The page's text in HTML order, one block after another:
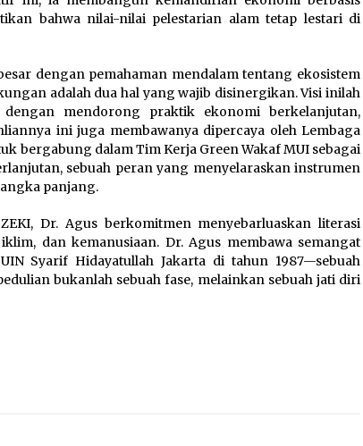
bahwa nilai-nilai pelestarian alam tetap lestari di
dengan pemahaman mendalam tentang ekosistem
adalah dua hal yang wajib disinergikan. Visi inilah
mendorong praktik ekonomi berkelanjutan,
ini juga membawanya dipercaya oleh Lembaga
bergabung dalam Tim Kerja Green Wakaf MUI sebagai
sebuah peran yang menyelaraskan instrumen
panjang.
Dr. Agus berkomitmen menyebarluaskan literasi
dan kemanusiaan. Dr. Agus membawa semangat
Syarif Hidayatullah Jakarta di tahun 1987—sebuah
bukanlah sebuah fase, melainkan sebuah jati diri